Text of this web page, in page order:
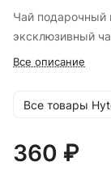
Чай подарочный
эксклюзивный
Все описание
Все товары
360 ₽